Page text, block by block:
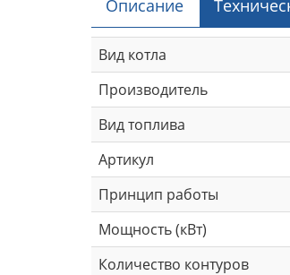
Описание
Вид котла
Производитель
Вид топлива
Артикул
Принцип работы
Мощность (кВт)
Количество контуров